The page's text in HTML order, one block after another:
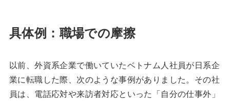
具体例：職場での摩擦
以前、外資系企業で働いていたベトナム人社員が日系企
業に転職した際、次のような事例がありました。その社
員は、電話応対や来訪者対応といった「自分の仕事外」